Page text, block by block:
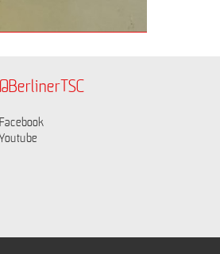
@BerlinerTSC
Facebook
Youtube